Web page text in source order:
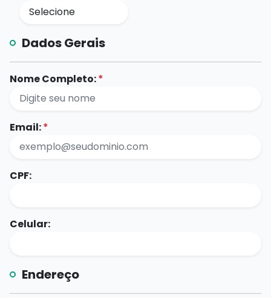
Dados Gerais
Nome Completo:*
Email:*
CPF:
Celular:
Endereço